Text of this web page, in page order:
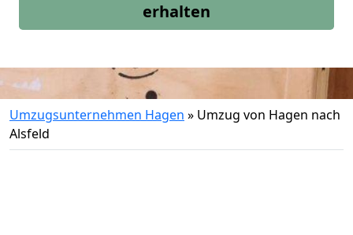
erhalten
Umzugsunternehmen Hagen » Umzug von Hagen nach
Alsfeld